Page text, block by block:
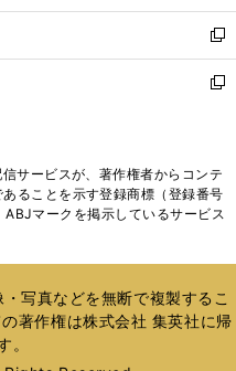
開
く
ウ
で
開
く
ン
ド
ウ
で
ウ
ィ
ン
ド
く
新
し
い
ド
ウ
で
新
ィ
ン
ド
開
く
サービスが、著作権者からコンテ
ることを示す登録商標（登録番号
マークを掲示しているサービス
写真などを無断で複製するこ
著作権は株式会社 集英社に帰
。